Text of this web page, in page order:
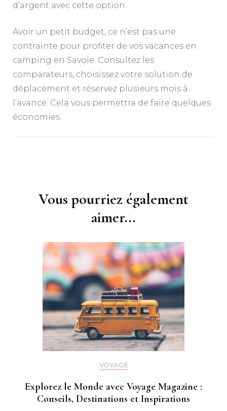
d’argent avec cette option.
Avoir un petit budget, ce n’est pas une
contrainte pour profiter de vos vacances en
camping en Savoie. Consultez les
comparateurs, choisissez votre solution de
déplacement et réservez plusieurs mois à
l’avance. Cela vous permettra de faire quelques
économies.
Vous pourriez également
aimer...
VOYAGE
Explorez le Monde avec Voyage Magazine :
Conseils, Destinations et Inspirations